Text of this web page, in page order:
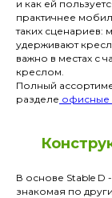
и как ей
практичнее
таких сценариев:
удерживают
важно в местах с
креслом.
Полный
разделе офисные
В основе Stable D
знакомая по